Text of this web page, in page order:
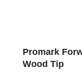
Promark
Wood Tip